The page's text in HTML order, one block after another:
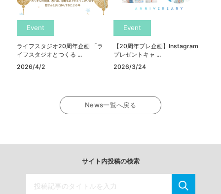
Event
ライフスタジオ20周年企画 「ラ
イフスタジオとつくる ...
2026/4/2
Event
【20周年プレ企画】Instagram
プレゼントキャ ...
2026/3/24
News一覧へ戻る
サイト内投稿の検索